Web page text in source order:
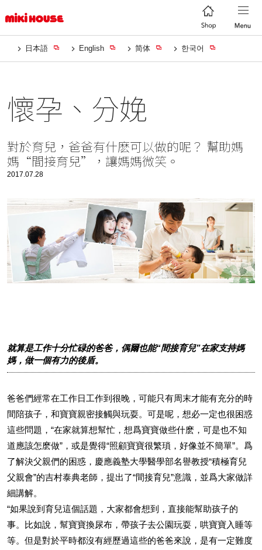
日本語 English 简体 한국어
懷孕、分娩
對於育兒，爸爸有什麽可以做的呢？ 幫助媽
媽“間接育兒”，讓媽媽微笑。
2017.07.28
就算是工作十分忙碌的爸爸，偶爾也能“間接育兒”在家支持媽
媽，做一個有力的後盾。
爸爸們經常在工作日工作到很晚，可能只有周末才能有充分的時
間陪孩子，和寶寶親密接觸與玩耍。可是呢，想必一定也很困惑
這些問題，“在家就算想幫忙，想爲寶寶做些什麽，可是也不知
道應該怎麽做”，或是覺得“照顧寶寶很繁瑣，好像並不簡單”。爲
了解決父親們的困惑，慶應義塾大學醫學部名譽教授“積極育兒
父親會”的吉村泰典老師，提出了“間接育兒”意識，並爲大家做詳
細講解。
“如果說到育兒這個話題，大家都會想到，直接能幫助孩子的
事。比如說，幫寶寶換尿布，帶孩子去公園玩耍，哄寶寶入睡等
等。但是對於平時都沒有經歷過這些的爸爸來說，是有一定難度